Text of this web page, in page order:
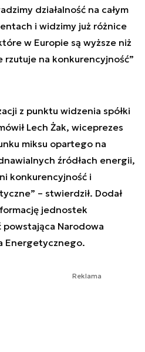
działalność na całym
i widzimy już różnice
w Europie są wyższe niż
rzutuje na konkurencyjność”
z punktu widzenia spółki
Lech Żak, wiceprezes
miksu opartego na
źródłach energii,
konkurencyjność i
– stwierdził. Dodał
jednostek
Narodowa
Energetycznego.
Reklama